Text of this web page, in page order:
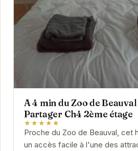
A 4 min du Zoo de
Partager Ch4 2ème étage
★★★★★
Proche du Zoo de Beauval, cet
un accès facile à l'une des